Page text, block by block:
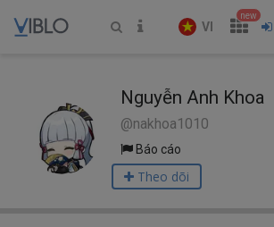
VI
new
Nguyễn Anh Khoa
@nakhoa1010
Báo cáo
Theo dõi